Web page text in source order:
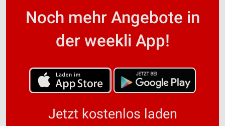
Noch mehr Angebote in
der weekli App!
Jetzt kostenlos laden